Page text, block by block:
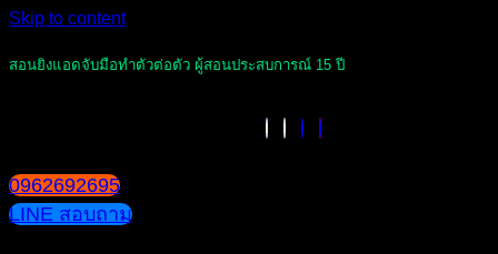
Skip to content
สอนยิงแอดจับมือทำตัวต่อตัว ผู้สอนประสบการณ์ 15 ปี
0962692695
LINE สอบถาม